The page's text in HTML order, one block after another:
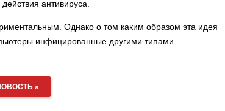
антивируса.
Однако о том каким образом эта идея
инфицированные другими типами
»